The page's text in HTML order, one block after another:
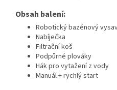
Obsah balení:
Robotický bazénový
Nabíječka
Filtrační koš
Podpůrné plováky
Hák pro vytažení z vody
Manuál + rychlý start